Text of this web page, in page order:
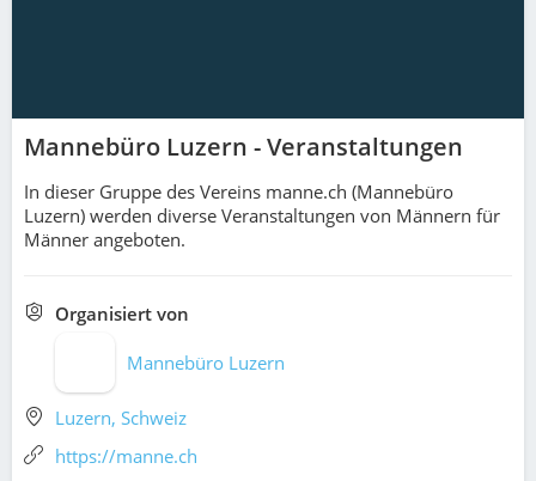
Mannebüro Luzern - Veranstaltungen
In dieser Gruppe des Vereins manne.ch (Mannebüro
Luzern) werden diverse Veranstaltungen von Männern für
Männer angeboten.
Organisiert von
Mannebüro Luzern
Luzern, Schweiz
https://manne.ch